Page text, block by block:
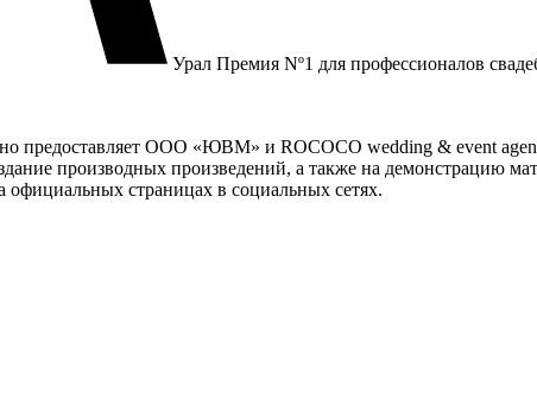
Урал Премия Nº1 для профессионалов
предоставляет ООО «ЮВМ» и ROCOCO wedding & event
производных произведений, а также на демонстрацию
официальных страницах в социальных сетях.